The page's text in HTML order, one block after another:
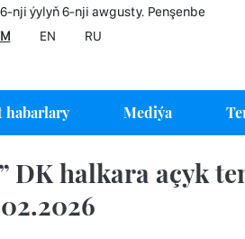
nji ýylyň 6-nji awgusty. Penşenbe
EN RU
habarlary Mediýa
DK halkara açyk